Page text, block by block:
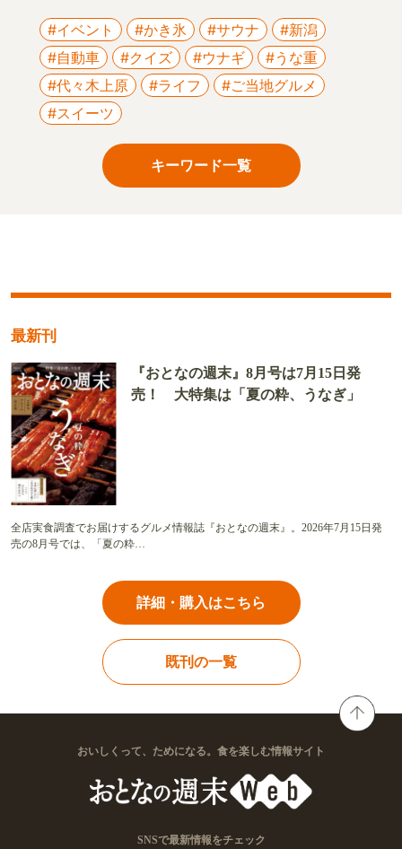
#イベント #かき氷 #サウナ
#新潟
#自動車
#クイズ #ウナギ
#うな重
#代々木上原
#ライフ
#ご当地グルメ
#スイーツ
キーワード一覧
最新刊
『おとなの週末』8月号は7月15日発
売！ 大特集は「夏の粋、うなぎ」
全店実食調査でお届けするグルメ情報誌『おとなの週末』。2026年7月15日発
売の8月号では、「夏の粋…
詳細・購入はこちら
既刊の一覧
おいしくって、ためになる。食を楽しむ情報サイト
SNSで最新情報をチェック